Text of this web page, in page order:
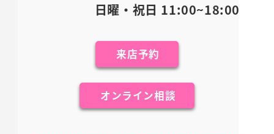
日曜・祝日 11:00~18:00
来店予約
オンライン相談